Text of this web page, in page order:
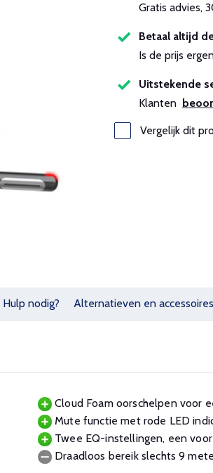
Gratis advies,
Betaal altijd
Is de prijs
Uitstekende
Klanten
Vergelijk dit
Hulp nodig? Alternatieven en accessoires
Cloud Foam oorschelpen voor
Mute functie met rode LED
Twee EQ-instellingen, een
Draadloos bereik slechts 9